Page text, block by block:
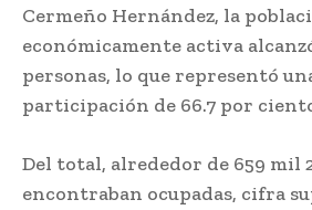
Cermeño Hernández, la
económicamente activa
personas, lo que representó
participación de 66.7 por
Del total, alrededor de 659 mil
encontraban ocupadas, cifra